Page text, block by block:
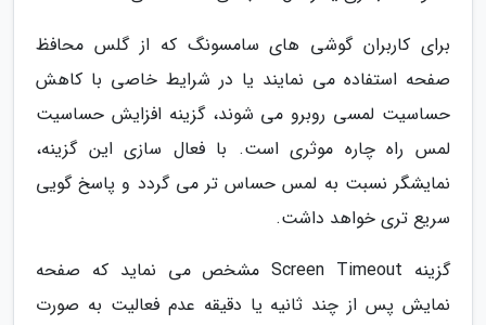
برای کاربران گوشی های سامسونگ که از گلس محافظ
صفحه استفاده می نمایند یا در شرایط خاصی با کاهش
حساسیت لمسی روبرو می شوند، گزینه افزایش حساسیت
لمس راه چاره موثری است. با فعال سازی این گزینه،
نمایشگر نسبت به لمس حساس تر می گردد و پاسخ گویی
سریع تری خواهد داشت.
گزینه Screen Timeout مشخص می نماید که صفحه
نمایش پس از چند ثانیه یا دقیقه عدم فعالیت به صورت